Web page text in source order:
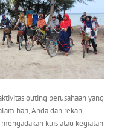
outing perusahaan yang
hari, Anda dan rekan
kuis atau kegiatan